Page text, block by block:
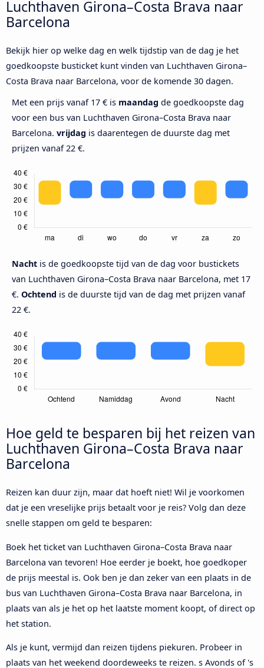
Luchthaven Girona–Costa Brava naar
Barcelona
Bekijk hier op welke dag en welk tijdstip van de dag je het
goedkoopste busticket kunt vinden van Luchthaven Girona–
Costa Brava naar Barcelona, voor de komende 30 dagen.
Met een prijs vanaf 17 € is maandag de goedkoopste dag
voor een bus van Luchthaven Girona–Costa Brava naar
Barcelona. vrijdag is daarentegen de duurste dag met
prijzen vanaf 22 €.
Nacht is de goedkoopste tijd van de dag voor bustickets
van Luchthaven Girona–Costa Brava naar Barcelona, met 17
€. Ochtend is de duurste tijd van de dag met prijzen vanaf
22 €.
Hoe geld te besparen bij het reizen van
Luchthaven Girona–Costa Brava naar
Barcelona
Reizen kan duur zijn, maar dat hoeft niet! Wil je voorkomen
dat je een vreselijke prijs betaalt voor je reis? Volg dan deze
snelle stappen om geld te besparen:
Boek het ticket van Luchthaven Girona–Costa Brava naar
Barcelona van tevoren! Hoe eerder je boekt, hoe goedkoper
de prijs meestal is. Ook ben je dan zeker van een plaats in de
bus van Luchthaven Girona–Costa Brava naar Barcelona, in
plaats van als je het op het laatste moment koopt, of direct op
het station.
Als je kunt, vermijd dan reizen tijdens piekuren. Probeer in
plaats van het weekend doordeweeks te reizen. s Avonds of 's